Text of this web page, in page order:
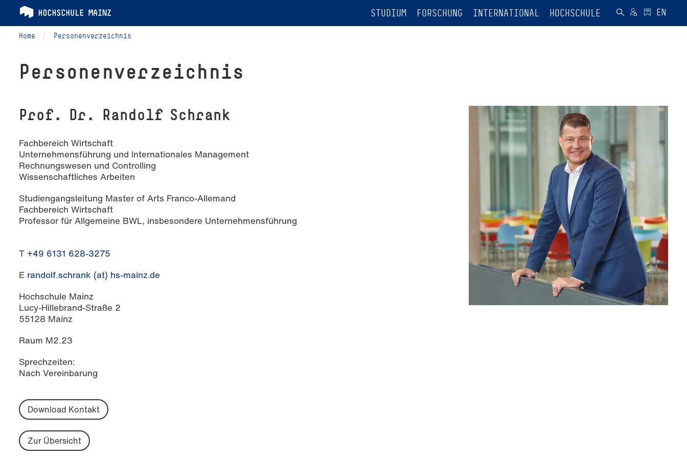
STUDIUM FORSCHUNG INTERNATIONAL HOCHSCHULE
Home Personenverzeichnis
Per­so­nen­ver­zeich­nis
Prof. Dr. Randolf Schrank
Fachbereich Wirtschaft
Unternehmensführung und Internationales Management
Rechnungswesen und Controlling
Wissenschaftliches Arbeiten
Studiengangsleitung Master of Arts Franco-Allemand
Fachbereich Wirtschaft
Professor für Allgemeine BWL, insbesondere Unternehmensführung
T +49 6131 628-3275
E randolf.schrank (at) hs-mainz.de
Hochschule Mainz
Lucy-Hillebrand-Straße 2
55128 Mainz
Raum M2.23
Sprechzeiten:
Nach Vereinbarung
Download Kontakt
Zur Übersicht